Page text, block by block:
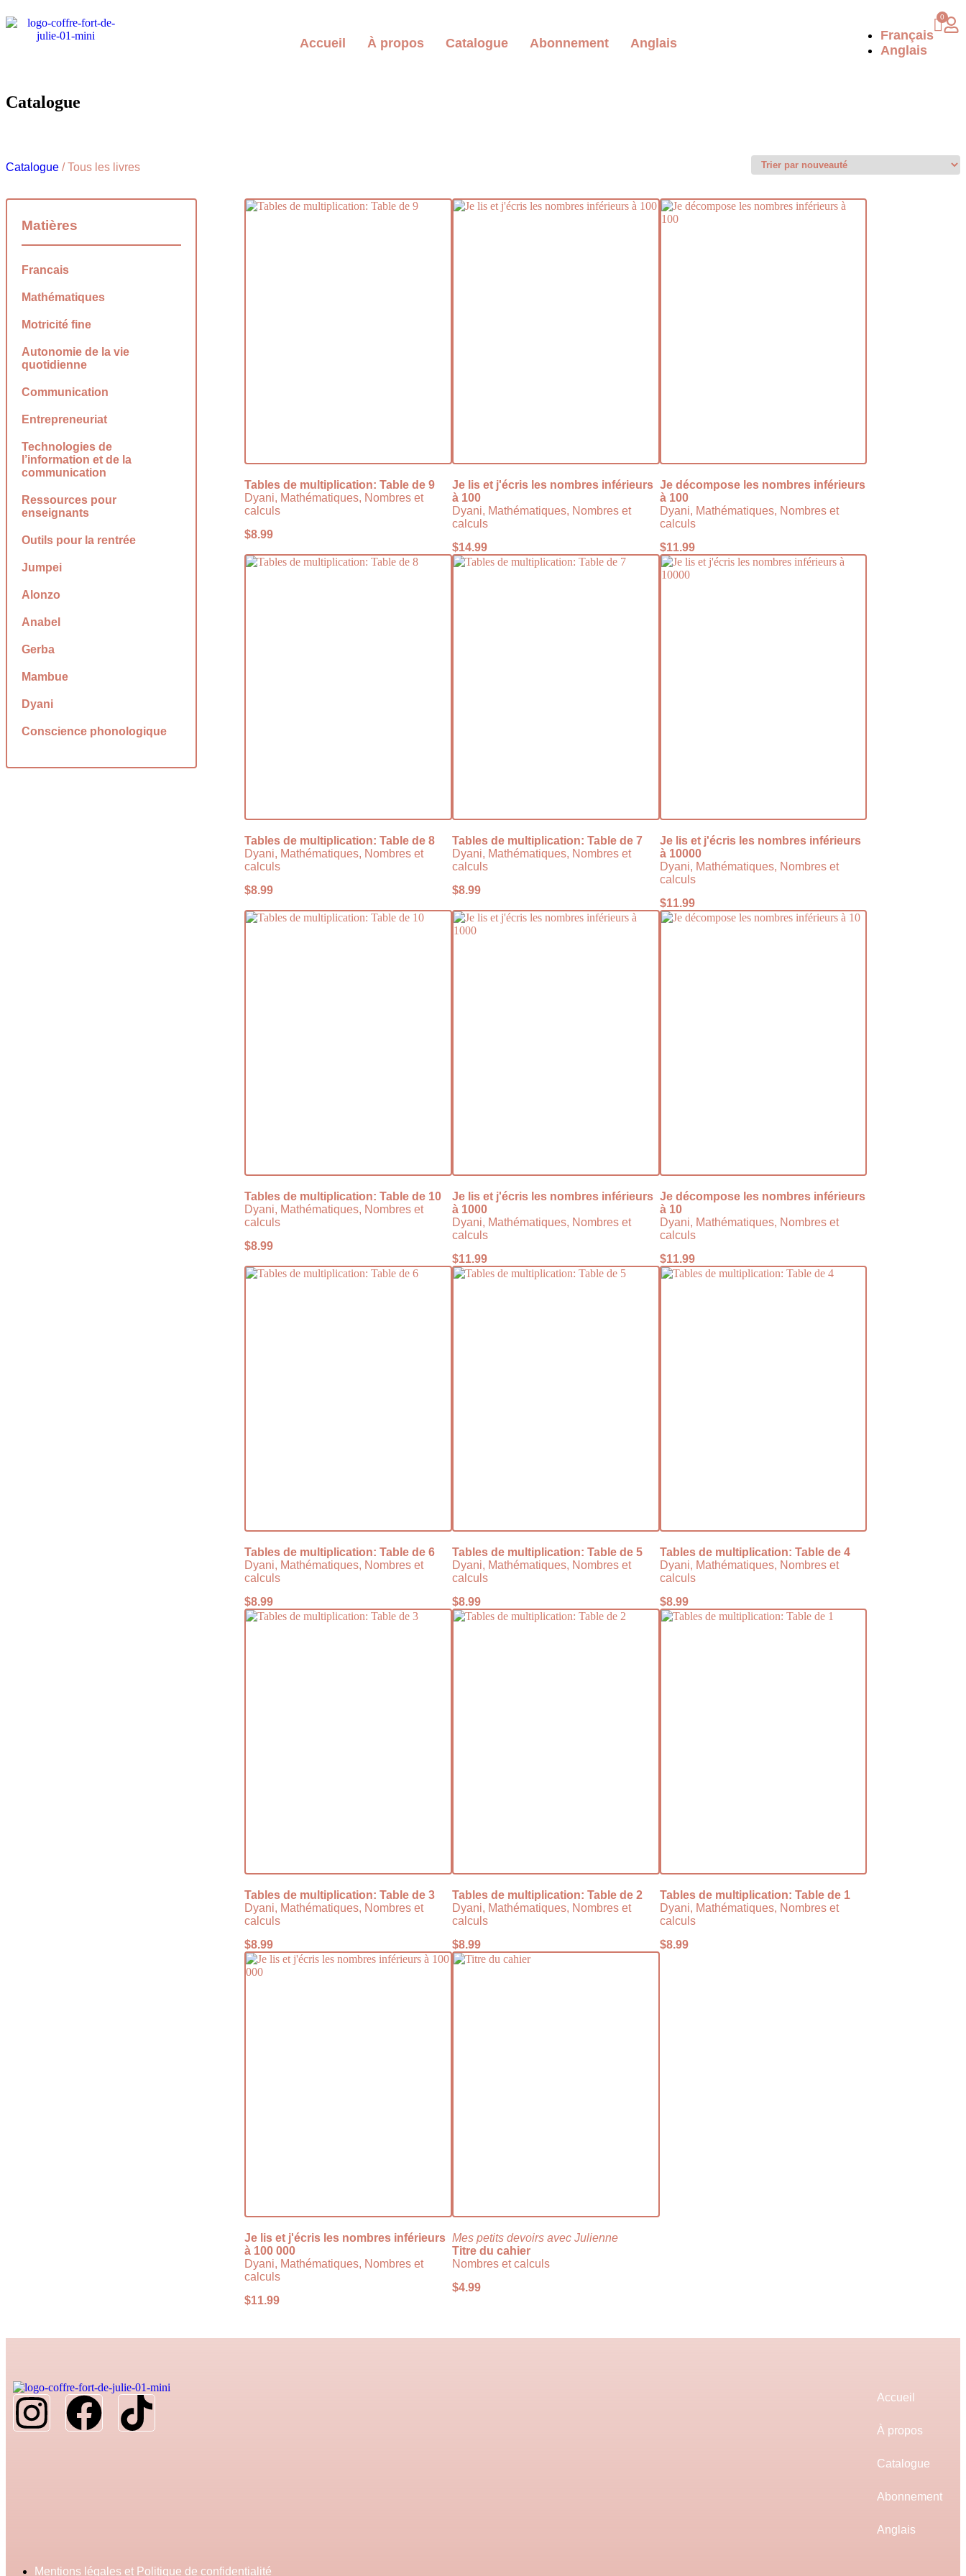
Accueil À propos Catalogue Abonnement Anglais
Français
Anglais
Catalogue
Catalogue / Tous les livres
Matières
Francais
Mathématiques
Motricité fine
Autonomie de la vie
quotidienne
Communication
Entrepreneuriat
Technologies de
l’information et de la
communication
Ressources pour
enseignants
Outils pour la rentrée
Jumpei
Alonzo
Anabel
Gerba
Mambue
Dyani
Conscience phonologique
Tables de multiplication: Table de 9
Dyani, Mathématiques, Nombres et
calculs
$8.99
Je lis et j'écris les nombres inférieurs
à 100
Dyani, Mathématiques, Nombres et
calculs
$14.99
Je décompose les nombres inférieurs
à 100
Dyani, Mathématiques, Nombres et
calculs
$11.99
Tables de multiplication: Table de 8
Dyani, Mathématiques, Nombres et
calculs
$8.99
Tables de multiplication: Table de 7
Dyani, Mathématiques, Nombres et
calculs
$8.99
Je lis et j'écris les nombres inférieurs
à 10000
Dyani, Mathématiques, Nombres et
calculs
$11.99
Tables de multiplication: Table de 10
Dyani, Mathématiques, Nombres et
calculs
$8.99
Je lis et j'écris les nombres inférieurs
à 1000
Dyani, Mathématiques, Nombres et
calculs
$11.99
Je décompose les nombres inférieurs
à 10
Dyani, Mathématiques, Nombres et
calculs
$11.99
Tables de multiplication: Table de 6
Dyani, Mathématiques, Nombres et
calculs
$8.99
Tables de multiplication: Table de 5
Dyani, Mathématiques, Nombres et
calculs
$8.99
Tables de multiplication: Table de 4
Dyani, Mathématiques, Nombres et
calculs
$8.99
Tables de multiplication: Table de 3
Dyani, Mathématiques, Nombres et
calculs
$8.99
Tables de multiplication: Table de 2
Dyani, Mathématiques, Nombres et
calculs
$8.99
Tables de multiplication: Table de 1
Dyani, Mathématiques, Nombres et
calculs
$8.99
Je lis et j'écris les nombres inférieurs
à 100 000
Dyani, Mathématiques, Nombres et
calculs
$11.99
Mes petits devoirs avec Julienne
Titre du cahier
Nombres et calculs
$4.99
Accueil
À propos
Catalogue
Abonnement
Anglais
Mentions légales et Politique de confidentialité